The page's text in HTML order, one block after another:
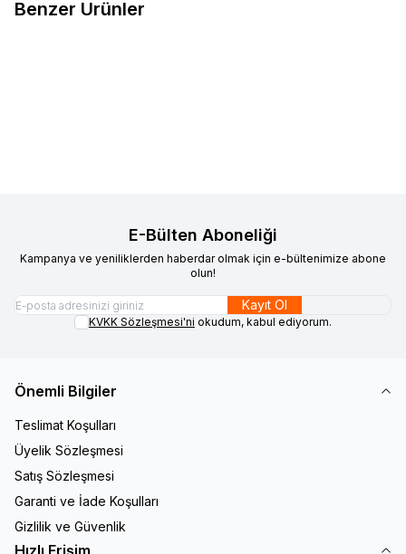
Benzer Ürünler
E-Bülten Aboneliği
Kampanya ve yeniliklerden haberdar olmak için e-bültenimize abone
olun!
Kayıt Ol
KVKK Sözleşmesi'ni okudum, kabul ediyorum.
Önemli Bilgiler
Teslimat Koşulları
Üyelik Sözleşmesi
Satış Sözleşmesi
Garanti ve İade Koşulları
Gizlilik ve Güvenlik
Hızlı Erişim